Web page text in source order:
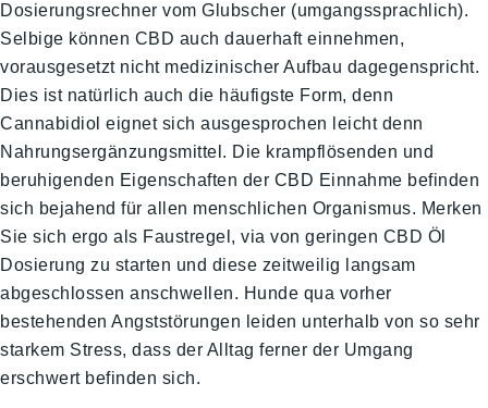
Dosierungsrechner vom Glubscher (umgangssprachlich).
Selbige können CBD auch dauerhaft einnehmen,
vorausgesetzt nicht medizinischer Aufbau dagegenspricht.
Dies ist natürlich auch die häufigste Form, denn
Cannabidiol eignet sich ausgesprochen leicht denn
Nahrungsergänzungsmittel. Die krampflösenden und
beruhigenden Eigenschaften der CBD Einnahme befinden
sich bejahend für allen menschlichen Organismus. Merken
Sie sich ergo als Faustregel, via von geringen CBD Öl
Dosierung zu starten und diese zeitweilig langsam
abgeschlossen anschwellen. Hunde qua vorher
bestehenden Angststörungen leiden unterhalb von so sehr
starkem Stress, dass der Alltag ferner der Umgang
erschwert befinden sich.